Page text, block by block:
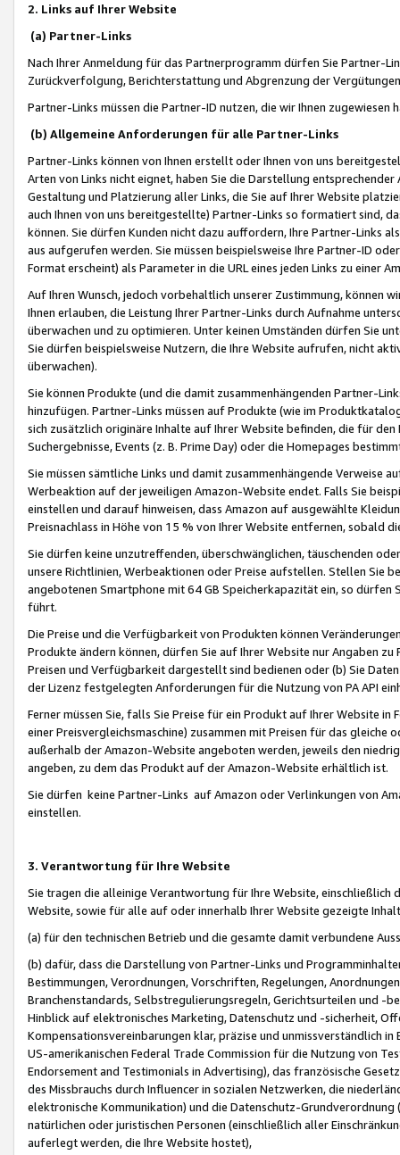
2. Links auf Ihrer Website
(a) Partner-Links
Nach Ihrer Anmeldung für das Partnerprogramm dürfen Sie Partner-
Zurückverfolgung, Berichterstattung und Abgrenzung der
Partner-Links müssen die Partner-ID nutzen, die wir Ihnen zugewiesen
(b) Allgemeine Anforderungen für alle Partner-Links
Partner-Links können von Ihnen erstellt oder Ihnen von uns
Arten von Links nicht eignet, haben Sie die Darstellung
Gestaltung und Platzierung aller Links, die Sie auf Ihrer Website
auch Ihnen von uns bereitgestellte) Partner-Links so formatiert sind,
können. Sie dürfen Kunden nicht dazu auffordern, Ihre Partner-Links
aus aufgerufen werden. Sie müssen beispielsweise Ihre Partner-ID
Format erscheint) als Parameter in die URL eines jeden Links zu einer
Auf Ihren Wunsch, jedoch vorbehaltlich unserer Zustimmung, können
Ihnen erlauben, die Leistung Ihrer Partner-Links durch Aufnahme
überwachen und zu optimieren. Unter keinen Umständen dürfen Sie
Sie dürfen beispielsweise Nutzern, die Ihre Website aufrufen, nicht
überwachen).
Sie können Produkte (und die damit zusammenhängenden Partner-
hinzufügen. Partner-Links müssen auf Produkte (wie im
sich zusätzlich originäre Inhalte auf Ihrer Website befinden, die für
Suchergebnisse, Events (z. B. Prime Day) oder die Homepages
Sie müssen sämtliche Links und damit zusammenhängende
Werbeaktion auf der jeweiligen Amazon-Website endet. Falls Sie
einstellen und darauf hinweisen, dass Amazon auf ausgewählte
Preisnachlass in Höhe von 15 % von Ihrer Website entfernen, sobald
Sie dürfen keine unzutreffenden, überschwänglichen, täuschenden
unsere Richtlinien, Werbeaktionen oder Preise aufstellen. Stellen Sie
angebotenen Smartphone mit 64 GB Speicherkapazität ein, so dürfen
führt.
Die Preise und die Verfügbarkeit von Produkten können
Produkte ändern können, dürfen Sie auf Ihrer Website nur Angaben
Preisen und Verfügbarkeit dargestellt sind bedienen oder (b) Sie
der Lizenz festgelegten Anforderungen für die Nutzung von PA API
Ferner müssen Sie, falls Sie Preise für ein Produkt auf Ihrer Website
einer Preisvergleichsmaschine) zusammen mit Preisen für das
außerhalb der Amazon-Website angeboten werden, jeweils den
angeben, zu dem das Produkt auf der Amazon-Website erhältlich ist.
Sie dürfen keine Partner-Links auf Amazon oder Verlinkungen von
einstellen.
3. Verantwortung für Ihre Website
Sie tragen die alleinige Verantwortung für Ihre Website,
Website, sowie für alle auf oder innerhalb Ihrer Website gezeigte
(a) für den technischen Betrieb und die gesamte damit verbundene
(b) dafür, dass die Darstellung von Partner-Links und
Bestimmungen, Verordnungen, Vorschriften, Regelungen,
Branchenstandards, Selbstregulierungsregeln, Gerichtsurteilen und -
Hinblick auf elektronisches Marketing, Datenschutz und -sicherheit,
Kompensationsvereinbarungen klar, präzise und unmissverständlich
US-amerikanischen Federal Trade Commission für die Nutzung von
Endorsement and Testimonials in Advertising), das französische
des Missbrauchs durch Influencer in sozialen Netzwerken, die
elektronische Kommunikation) und die Datenschutz-
natürlichen oder juristischen Personen (einschließlich aller
auferlegt werden, die Ihre Website hostet),